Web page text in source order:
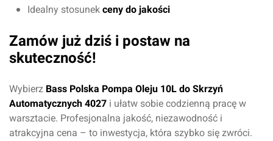
Idealny stosunek ceny do jakości
Zamów już dziś i postaw na
skuteczność!
Wybierz Bass Polska Pompa Oleju 10L do Skrzyń
Automatycznych 4027 i ułatw sobie codzienną pracę w
warsztacie. Profesjonalna jakość, niezawodność i
atrakcyjna cena – to inwestycja, która szybko się zwróci.
Anuluj Dodaj ocenę